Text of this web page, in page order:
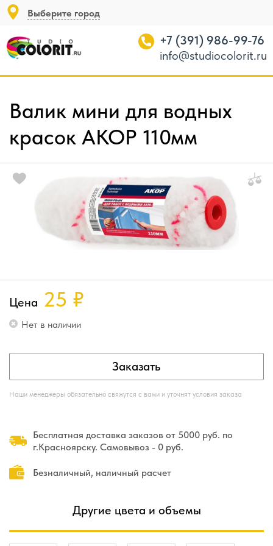
Выберите город
+7 (391) 986-99-76
info@studiocolorit.ru
Валик мини для водных
красок АКОР 110мм
Цена 25 ₽
Нет в наличии
Заказать
Наши менеджеры обязательно свяжутся с вами и уточнят условия заказа
Бесплатная доставка заказов от 5000 руб. по
г.Красноярску. Самовывоз - 0 руб.
Безналичный, наличный расчет
Другие цвета и объемы